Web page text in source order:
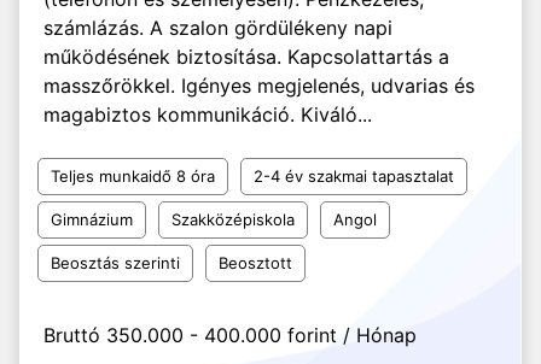
számlázás. A szalon gördülékeny napi
működésének biztosítása. Kapcsolattartás a
masszőrökkel. Igényes megjelenés, udvarias és
magabiztos kommunikáció. Kiváló...
Teljes munkaidő 8 óra 2-4 év szakmai tapasztalat
Gimnázium Szakközépiskola Angol
Beosztás szerinti Beosztott
Bruttó 350.000 - 400.000 forint / Hónap